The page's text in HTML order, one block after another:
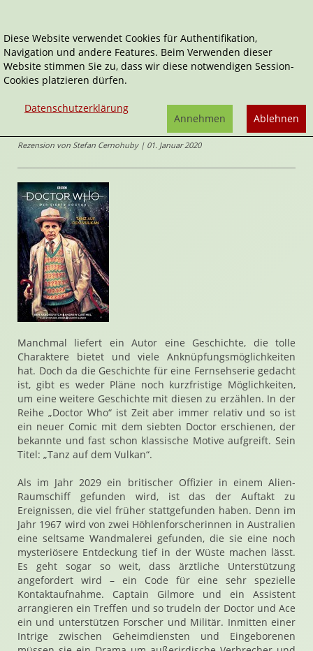
Home Comics Tanz auf dem Vulkan
Doctor Who
Tanz auf dem Vulkan
Rezension von Stefan Cernohuby | 01. Januar 2020
Manchmal liefert ein Autor eine Geschichte, die tolle
Charaktere bietet und viele Anknüpfungsmöglichkeiten
hat. Doch da die Geschichte für eine Fernsehserie gedacht
ist, gibt es weder Pläne noch kurzfristige Möglichkeiten,
um eine weitere Geschichte mit diesen zu erzählen. In der
Reihe „Doctor Who“ ist Zeit aber immer relativ und so ist
ein neuer Comic mit dem siebten Doctor erschienen, der
bekannte und fast schon klassische Motive aufgreift. Sein
Titel: „Tanz auf dem Vulkan“.
Als im Jahr 2029 ein britischer Offizier in einem Alien-
Raumschiff gefunden wird, ist das der Auftakt zu
Ereignissen, die viel früher stattgefunden haben. Denn im
Jahr 1967 wird von zwei Höhlenforscherinnen in Australien
eine seltsame Wandmalerei gefunden, die sie eine noch
mysteriösere Entdeckung tief in der Wüste machen lässt.
Es geht sogar so weit, dass ärztliche Unterstützung
angefordert wird – ein Code für eine sehr spezielle
Kontaktaufnahme. Captain Gilmore und ein Assistent
arrangieren ein Treffen und so trudeln der Doctor und Ace
ein und unterstützen Forscher und Militär. Inmitten einer
Intrige zwischen Geheimdiensten und Eingeborenen
Diese Website verwendet Cookies für Authentifikation,
Navigation und andere Features. Beim Verwenden dieser
Website stimmen Sie zu, dass wir diese notwendigen Session-
Cookies platzieren dürfen.
Datenschutzerklärung
Ablehnen
Annehmen